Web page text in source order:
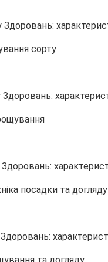
сорту
посадки та догляду